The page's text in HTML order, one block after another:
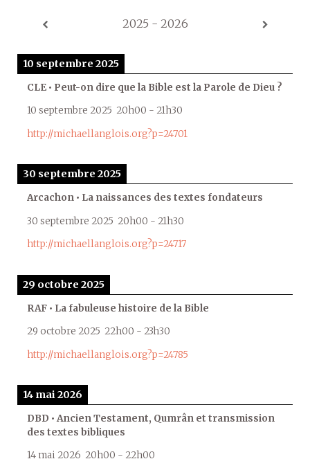
2025 - 2026
10 septembre 2025
CLE • Peut-on dire que la Bible est la Parole de Dieu ?
10 septembre 2025 20h00 - 21h30
http://michaellanglois.org?p=24701
30 septembre 2025
Arcachon • La naissances des textes fondateurs
30 septembre 2025 20h00 - 21h30
http://michaellanglois.org?p=24717
29 octobre 2025
RAF • La fabuleuse histoire de la Bible
29 octobre 2025 22h00 - 23h30
http://michaellanglois.org?p=24785
14 mai 2026
DBD • Ancien Testament, Qumrân et transmission
des textes bibliques
14 mai 2026 20h00 - 22h00